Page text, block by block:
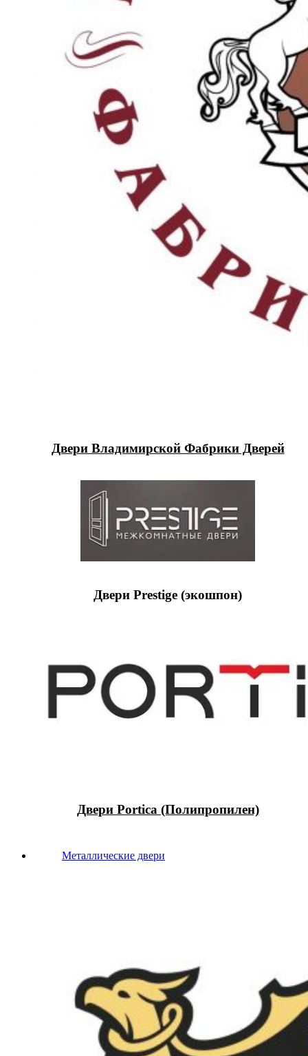
Двери Владимирской Фабрики Дверей
Двери Prestige (экошпон)
Двери Portica (Полипропилен)
Металлические двери